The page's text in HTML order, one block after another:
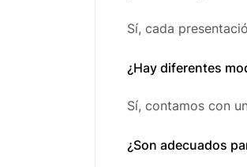
Sí, cada
¿Hay diferentes
Sí, contamos con
¿Son adecuados